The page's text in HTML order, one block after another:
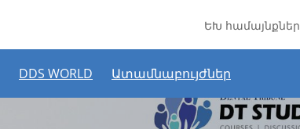
ԵԽ համայնքներ
DDS WORLD Ատամնաբույժներ